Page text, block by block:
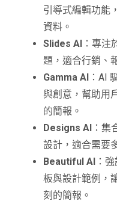
引導式編輯功能
資料。
Slides AI ：專注
題，適合行銷、
Gamma AI ：AI
與創意，幫助用
的簡報。
Designs AI ：集
設計，適合需要
Beautiful AI ：
板與設計範例，
刻的簡報。